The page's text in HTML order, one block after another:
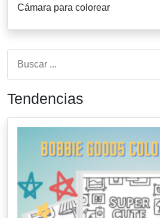
Cámara para colorear
Tendencias